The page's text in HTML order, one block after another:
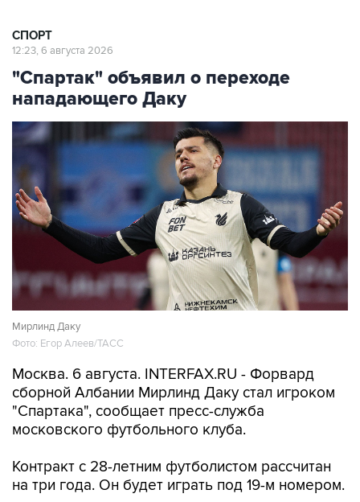
СПОРТ
12:23, 6 августа 2026
"Спартак" объявил о переходе
нападающего Даку
Мирлинд Даку
Фото: Егор Алеев/ТАСС
Москва. 6 августа. INTERFAX.RU - Форвард
сборной Албании Мирлинд Даку стал игроком
"Спартака", сообщает пресс-служба
московского футбольного клуба.
Контракт с 28-летним футболистом рассчитан
на три года. Он будет играть под 19-м номером.